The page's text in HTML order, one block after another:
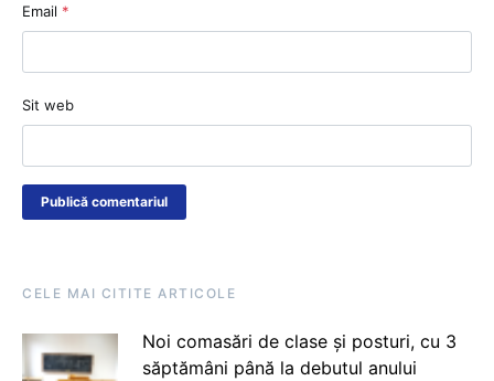
Email *
Sit web
CELE MAI CITITE ARTICOLE
Noi comasări de clase și posturi, cu 3
săptămâni până la debutul anului